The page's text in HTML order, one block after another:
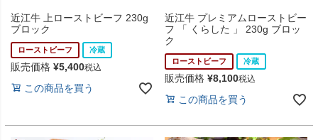
近江牛 上ローストビーフ 230g
ブロック
ローストビーフ 冷蔵
販売価格 ¥5,400税込
この商品を買う
近江牛 プレミアムローストビー
フ 「 くらした 」 230g ブロッ
ク
ローストビーフ 冷蔵
販売価格 ¥8,100税込
この商品を買う